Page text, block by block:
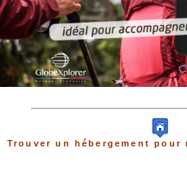
Trouver un hébergement pour